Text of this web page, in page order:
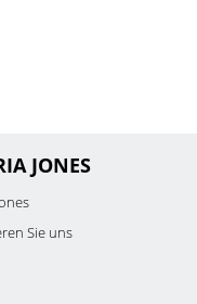
JONES
Sie uns